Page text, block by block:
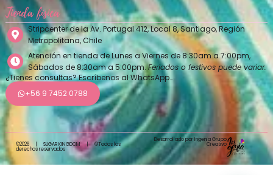
Tienda física
Stripcenter de la Av. Portugal 412, Local 8, Santiago, Región
Metropolitana, Chile
Atención en tienda de Lunes a Viernes de 8:30am a 7:00pm,
Sábados de 8:30am a 5:00pm.Feriados o festivos puede variar.
¿Tienes consultas? Escríbenos al WhatsApp…
+56 9 7452 0788
©2026 SUGAR KINGDOM | ©Todos los
derechos reservados
Desarrollado por Ingenia Grupo
Creativo